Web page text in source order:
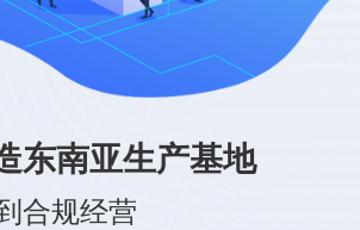
东南亚生产基地
合规经营